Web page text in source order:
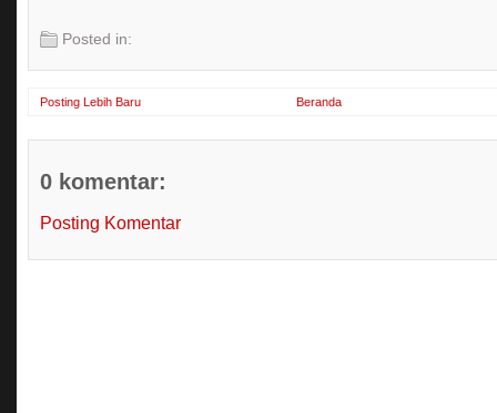
Posted in:
Posting Lebih Baru Beranda
0 komentar:
Posting Komentar